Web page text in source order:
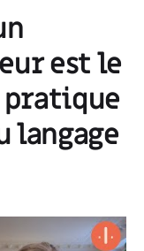
est le
langage